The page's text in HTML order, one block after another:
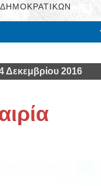
Δεκεμβρίου 2016